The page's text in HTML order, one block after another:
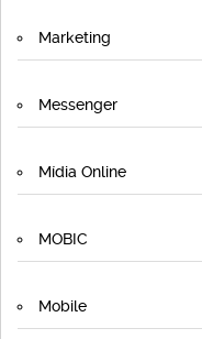
Marketing
Messenger
Mídia Online
MOBIC
Mobile